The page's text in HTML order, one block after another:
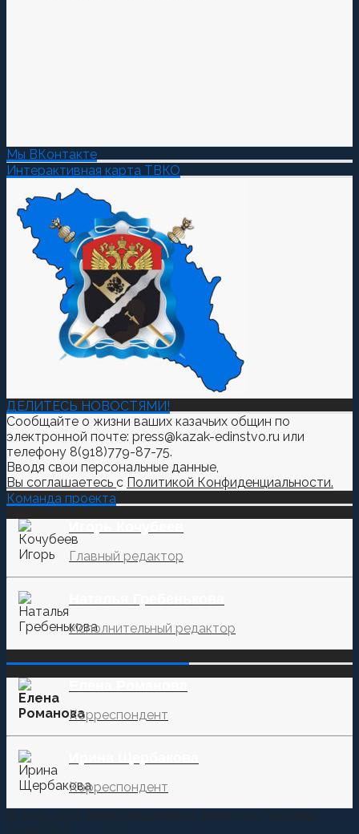
Мы ВКонтакте
Интерактивная карта ТВКО
ДЕЛИТЕСЬ НОВОСТЯМИ!
Сообщайте о жизни ваших казачьих общин по
электронной почте: press@kazak-edinstvo.ru или
телефону 8(918)779-87-75.
Вводя свои персональные данные,
Вы соглашаетесь с Политикой Конфиденциальности.
Команда проекта
Главный редактор
Исполнительный редактор
Корреспондент
Корреспондент